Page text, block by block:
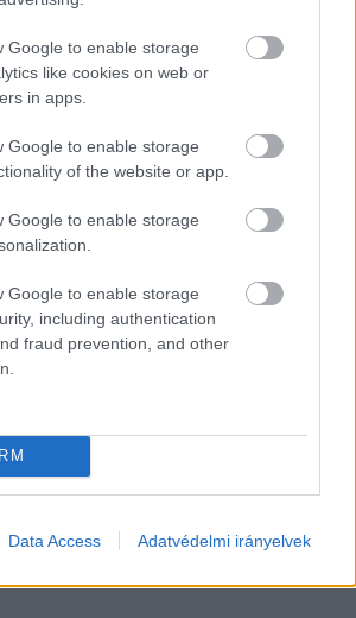
Google to enable storage
like cookies on web or
in apps.
Google to enable storage
of the website or app.
Google to enable storage
Google to enable storage
including authentication
fraud prevention, and other
Data Access Adatvédelmi irányelvek
PADME-ról
volt tudott, és az intézkedési
(kerekítve) 86 százalékos
a társaság 14 százalékos